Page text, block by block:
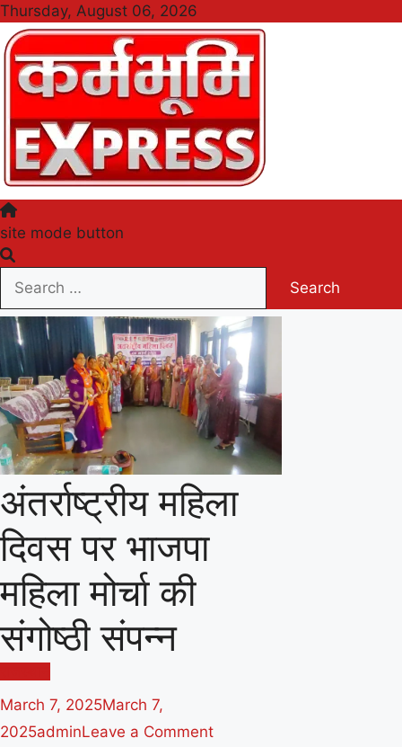
Skip
to
content
Thursday, August 06, 2026
Karmabhumi Express
site mode button
Search
for:
अंतर्राष्ट्रीय महिला
दिवस पर भाजपा
महिला मोर्चा की
संगोष्ठी संपन्न
March 7, 2025March 7,
2025adminLeave a Commenton